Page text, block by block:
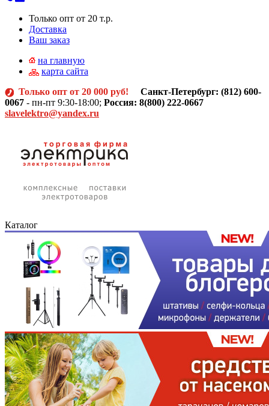
Только опт от 20 т.р.
Доставка
Ваш заказ
на главную
карта сайта
Только опт от 20 000 руб! Санкт-Петербург: (812) 600-
0067 - пн-пт 9:30-18:00; Россия: 8(800) 222-0667
slavelektro@yandex.ru
Каталог